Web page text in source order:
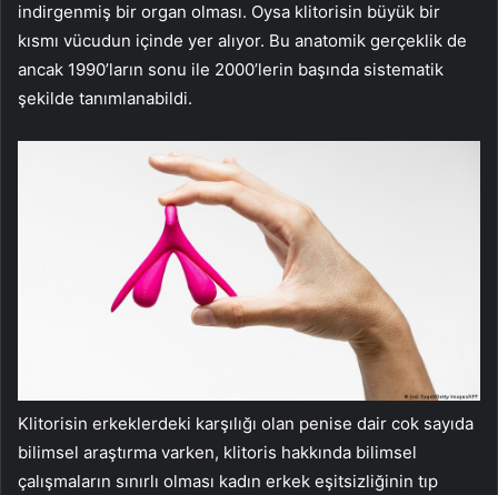
indirgenmiş bir organ olması. Oysa klitorisin büyük bir
kısmı vücudun içinde yer alıyor. Bu anatomik gerçeklik de
ancak 1990’ların sonu ile 2000’lerin başında sistematik
şekilde tanımlanabildi.
Klitorisin erkeklerdeki karşılığı olan penise dair cok sayıda
bilimsel araştırma varken, klitoris hakkında bilimsel
çalışmaların sınırlı olması kadın erkek eşitsizliğinin tıp